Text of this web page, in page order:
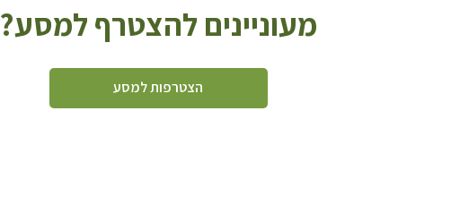
מעוניינים להצטרף למסע?
הצטרפות למסע